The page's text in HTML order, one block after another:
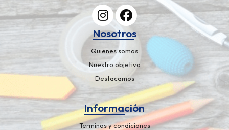
Nosotros
Quienes somos
Nuestro objetivo
Destacamos
Información
Terminos y condiciones